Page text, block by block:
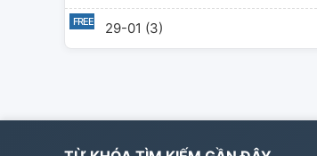
29-01 (3)